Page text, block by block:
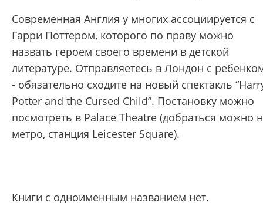
Современная Англия у многих ассоциируется с
Гарри Поттером, которого по праву можно
назвать героем своего времени в детской
литературе. Отправляетесь в Лондон с
- обязательно сходите на новый спектакль
Potter and the Cursed Child”. Постановку можно
посмотреть в Palace Theatre (добраться можно
метро, станция Leicester Square).
Книги с одноименным названием нет.